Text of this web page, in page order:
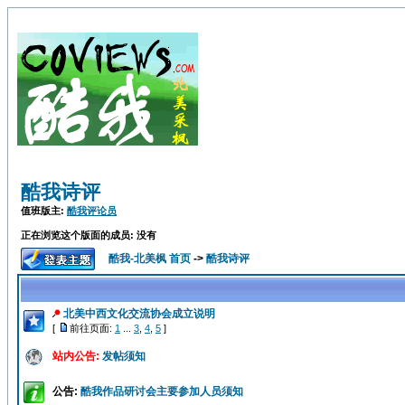
酷我诗评
值班版主: 酷我评论员
正在浏览这个版面的成员: 没有
酷我-北美枫 首页 -> 酷我诗评
北美中西文化交流协会成立说明
[ 前往页面: 1 3 4 5 ]
站内公告: 发帖须知
公告: 酷我作品研讨会主要参加人员须知